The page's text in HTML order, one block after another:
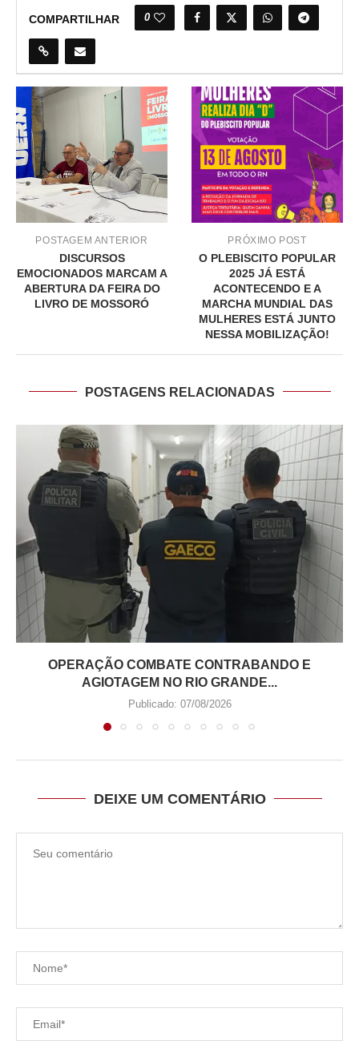
COMPARTILHAR 0
POSTAGEM ANTERIOR
DISCURSOS
EMOCIONADOS MARCAM A
ABERTURA DA FEIRA DO
LIVRO DE MOSSORÓ
PRÓXIMO POST
O PLEBISCITO POPULAR
2025 JÁ ESTÁ
ACONTECENDO E A
MARCHA MUNDIAL DAS
MULHERES ESTÁ JUNTO
NESSA MOBILIZAÇÃO!
POSTAGENS RELACIONADAS
OPERAÇÃO COMBATE CONTRABANDO E
AGIOTAGEM NO RIO GRANDE...
Publicado: 07/08/2026
DEIXE UM COMENTÁRIO